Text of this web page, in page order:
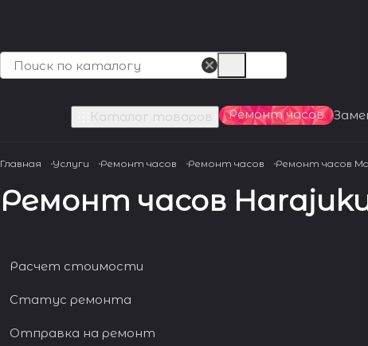
Каталог товаров Ремонт часов
Главная Услуги Ремонт часов Ремонт часов Ремонт часов
Ремонт часов
Расчет стоимости
Статус ремонта
Отправка на ремонт